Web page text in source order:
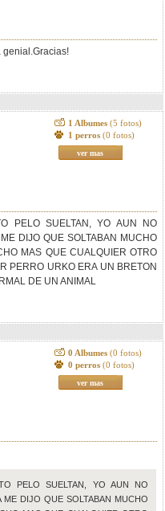
genial.Gracias!
1 Albumes (5 fotos)
1 perros (0 fotos)
ver mas
PELO SUELTAN, YO AUN NO
DIJO QUE SOLTABAN MUCHO
MAS QUE CUALQUIER OTRO
PERRO URKO ERA UN BRETON
DE UN ANIMAL
0 Albumes (0 fotos)
0 perros (0 fotos)
ver mas
PELO SUELTAN, YO AUN NO
DIJO QUE SOLTABAN MUCHO